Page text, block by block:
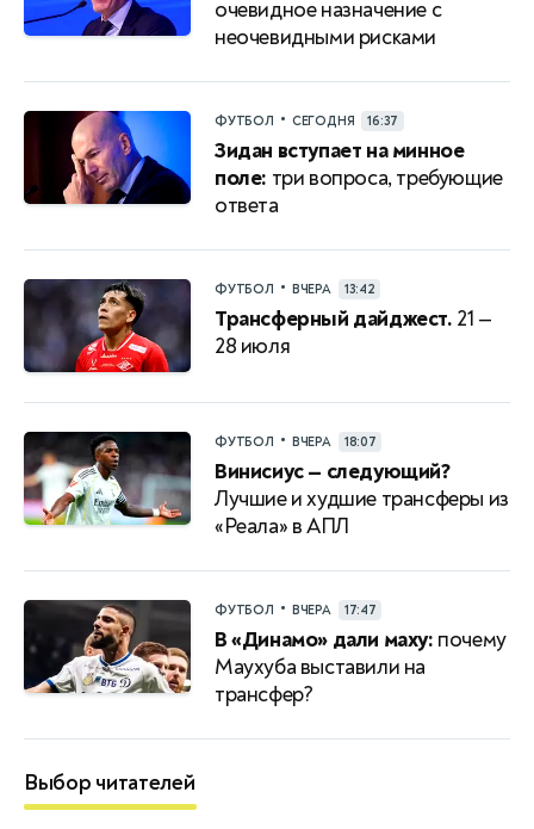
очевидное назначение с
неочевидными рисками
ФУТБОЛ • СЕГОДНЯ 16:37
Зидан вступает на минное
поле: три вопроса, требующие
ответа
ФУТБОЛ • ВЧЕРА 13:42
Трансферный дайджест. 21 —
28 июля
ФУТБОЛ • ВЧЕРА 18:07
Винисиус — следующий?
Лучшие и худшие трансферы из
«Реала» в АПЛ
ФУТБОЛ • ВЧЕРА 17:47
В «Динамо» дали маху: почему
Маухуба выставили на
трансфер?
Выбор читателей